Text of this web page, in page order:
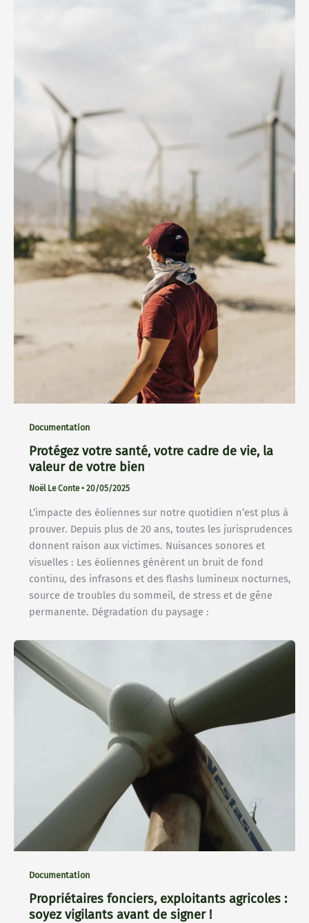
Documentation
Protégez votre santé, votre cadre de vie, la
valeur de votre bien
Noël Le Conte• 20/05/2025
L’impacte des éoliennes sur notre quotidien n’est plus à
prouver. Depuis plus de 20 ans, toutes les jurisprudences
donnent raison aux victimes. Nuisances sonores et
visuelles : Les éoliennes génèrent un bruit de fond
continu, des infrasons et des flashs lumineux nocturnes,
source de troubles du sommeil, de stress et de gêne
permanente. Dégradation du paysage :
Documentation
Propriétaires fonciers, exploitants agricoles :
soyez vigilants avant de signer !